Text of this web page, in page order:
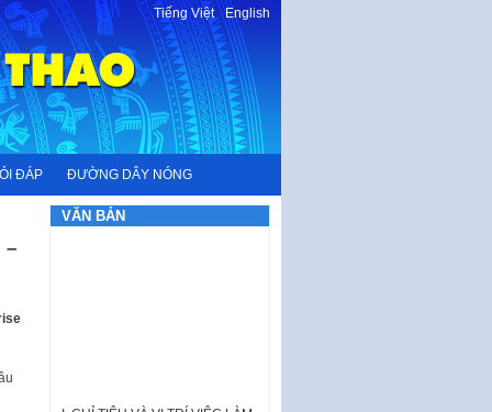
Tiếng Việt-English
ĐÁP ĐƯỜNG DÂY NÓNG
–
VĂN BẢN